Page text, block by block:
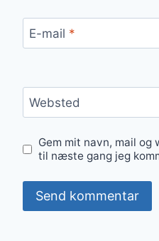
E-mail *
Websted
Gem mit navn, mail
til næste gang jeg